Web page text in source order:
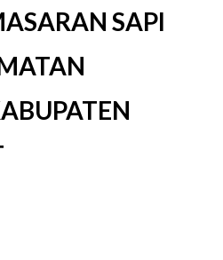
SAPI